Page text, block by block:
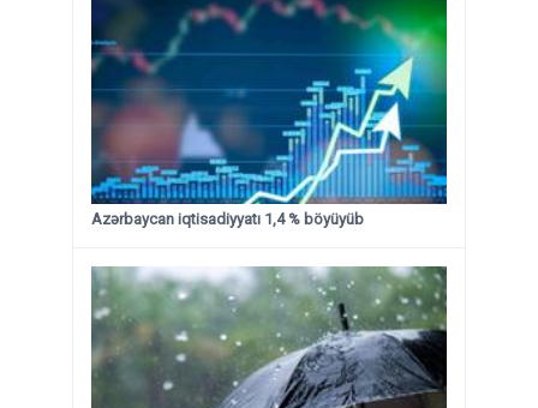
Azərbaycan iqtisadiyyatı 1,4 % böyüyüb